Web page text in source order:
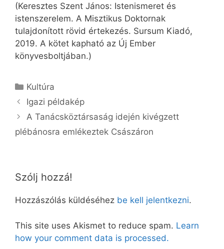
(Keresztes Szent János: Istenismeret és
istenszerelem. A Misztikus Doktornak
tulajdonított rövid értekezés. Sursum Kiadó,
2019. A kötet kapható az Új Ember
könyvesboltjában.)
Kategória
Kultúra
Igazi példakép
A Tanácsköztársaság idején kivégzett
plébánosra emlékeztek Császáron
Szólj hozzá!
Hozzászólás küldéséhez be kell jelentkezni.
This site uses Akismet to reduce spam. Learn
how your comment data is processed.